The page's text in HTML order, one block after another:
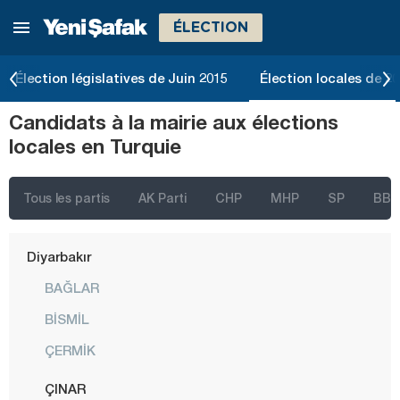
ÉLECTION
Élection législatives de Juin 2015 Élection locales de
Candidats à la mairie aux élections
locales en Turquie
Tous les partis AK Parti CHP MHP SP BBP
Bolu
Çanakkale
Çankırı
Denizli
Diyarbakır
BAĞLAR
BİSMİL
ÇERMİK
ÇINAR